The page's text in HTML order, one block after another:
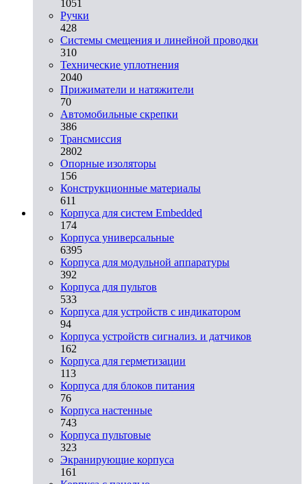
1051
Ручки
428
Системы смещения и линейной проводки
310
Технические уплотнения
2040
Прижиматели и натяжители
70
Автомобильные скрепки
386
Трансмиссия
2802
Опорные изоляторы
156
Конструкционные материалы
611
Корпуса для систем Embedded
174
Корпуса универсальные
6395
Корпуса для модульной аппаратуры
392
Корпуса для пультов
533
Корпуса для устройств с индикатором
94
Корпуса устройств сигнализ. и датчиков
162
Корпуса для герметизации
113
Корпуса для блоков питания
76
Корпуса настенные
743
Корпуса пультовые
323
Экранирующие корпуса
161